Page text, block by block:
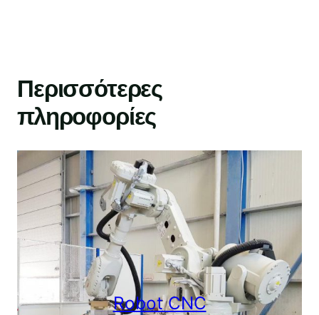
Περισσότερες
πληροφορίες
Robot CNC